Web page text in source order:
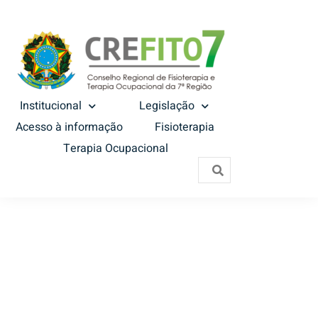
Institucional
Legislação
Acesso à informação
Fisioterapia
Terapia Ocupacional